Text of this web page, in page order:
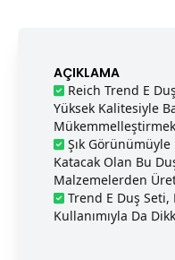
AÇIKLAMA
Reich Trend E
Yüksek Kalitesiyle
Şık
Katacak Olan Bu
Malzemelerden
Trend E Duş
Kullanımıyla Da